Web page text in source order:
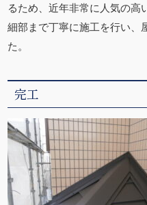
るため、近年非常に人気の高
細部まで丁寧に施工を行い、
た。
完工